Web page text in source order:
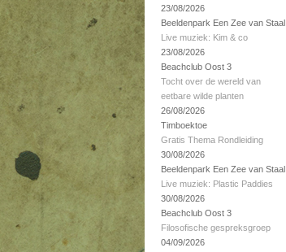
23/08/2026
Beeldenpark Een Zee van Staal
Live muziek: Kim & co
23/08/2026
Beachclub Oost 3
Tocht over de wereld van
eetbare wilde planten
26/08/2026
Timboektoe
Gratis Thema Rondleiding
30/08/2026
Beeldenpark Een Zee van Staal
Live muziek: Plastic Paddies
30/08/2026
Beachclub Oost 3
Filosofische gespreksgroep
04/09/2026